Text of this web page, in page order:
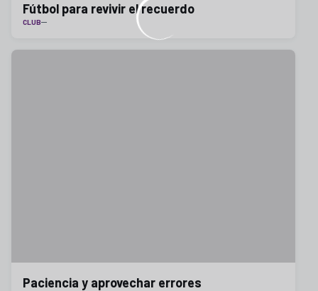
Fútbol para revivir el recuerdo
CLUB
Paciencia y aprovechar errores